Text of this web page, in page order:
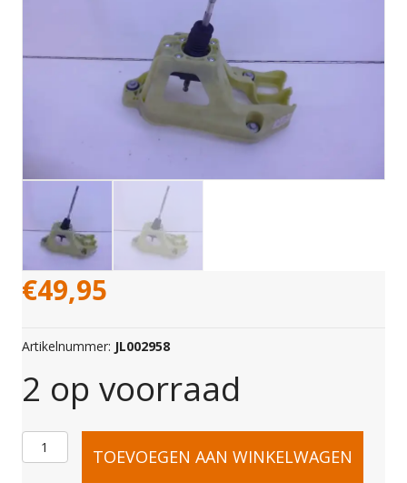
€49,95
Artikelnummer: JL002958
2 op voorraad
A-
TOEVOEGEN AAN WINKELWAGEN